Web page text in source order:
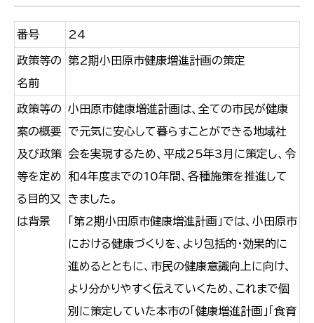
番号 24
政策等の
名前
第2期小田原市健康増進計画の策定
政策等の
案の概要
及び政策
等を定め
る目的又
は背景
小田原市健康増進計画は、全ての市民が健康
で元気に安心して暮らすことができる地域社
会を実現するため、平成25年3月に策定し、令
和4年度までの10年間、各種施策を推進して
きました。
「第2期小田原市健康増進計画」では、小田原市
における健康づくりを、より包括的・効果的に
進めるとともに、市民の健康意識向上に向け、
より分かりやすく伝えていくため、これまで個
別に策定していた本市の「健康増進計画」「食育